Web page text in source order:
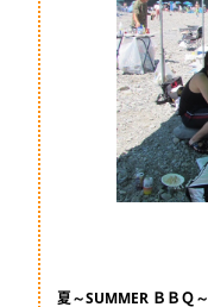
夏～SUMMER ＢＢＱ～